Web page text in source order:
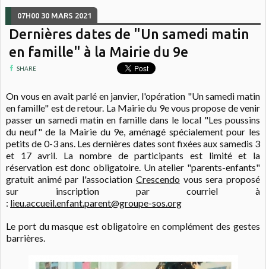
07H00 30 MARS 2021
Dernières dates de "Un samedi matin
en famille" à la Mairie du 9e
SHARE
On vous en avait parlé en janvier, l'opération "Un samedi matin
en famille" est de retour. La Mairie du 9e vous propose de venir
passer un samedi matin en famille dans le local "Les poussins
du neuf" de la Mairie du 9e, aménagé spécialement pour les
petits de 0-3 ans. Les dernières dates sont fixées aux samedis 3
et 17 avril. La nombre de participants est limité et la
réservation est donc obligatoire. Un atelier "parents-enfants"
gratuit animé par l'association Crescendovous sera proposé
sur inscription par courriel à
: lieu.accueil.enfant.parent@groupe-sos.org
Le port du masque est obligatoire en complément des gestes
barrières.